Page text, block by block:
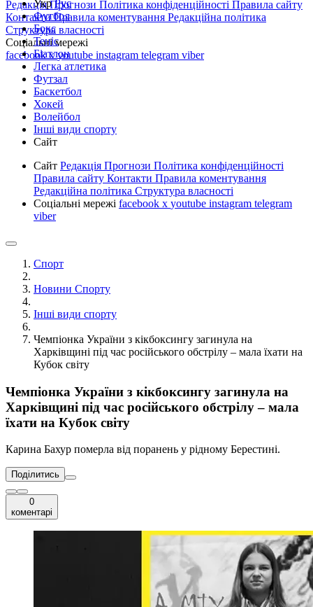
РедакціяПрогнози Політика конфіденційності Правила сайту
КонтактиПравила коментування Редакційна політика
Структура власності
Соціальні мережі
facebookxyoutube instagram telegram viber
УкрРус
Футбол
Бокс
Теніс
Біатлон
Легка атлетика
Футзал
Баскетбол
Хокей
Волейбол
Інші види спорту
Сайт
Сайт Редакція Прогнози Політика конфіденційності
Правила сайту Контакти Правила коментування
Редакційна політика Структура власності
Соціальні мережі facebook x youtube instagram telegram
viber
Спорт
Новини Спорту
Інші види спорту
Чемпіонка України з кікбоксингу загинула на
Харківщині під час російського обстрілу – мала їхати на
Кубок світу
Чемпіонка України з кікбоксингу загинула на
Харківщині під час російського обстрілу – мала
їхати на Кубок світу
Карина Бахур померла від поранень у рідному Берестині.
Поділитись
0
коментарі